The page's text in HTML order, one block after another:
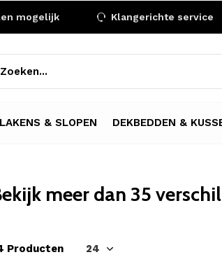
LAKENS & SLOPEN DEKBEDDEN &
mogelijk Klangerichte service
meer dan 35
Producten